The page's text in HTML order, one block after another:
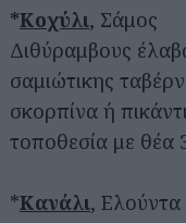
*Κοχύλι, Σάμος
Διθύραμβους
σαμιώτικης
σκορπίνα ή
τοποθεσία με θέα
*Κανάλι, Ελούντα